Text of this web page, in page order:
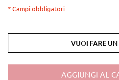
* Campi obbligatori
VUOI FARE UN
AGGIUNGI AL